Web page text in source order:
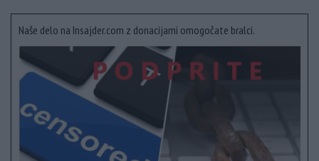
Naše delo na Insajder.com z donacijami omogočate bralci.